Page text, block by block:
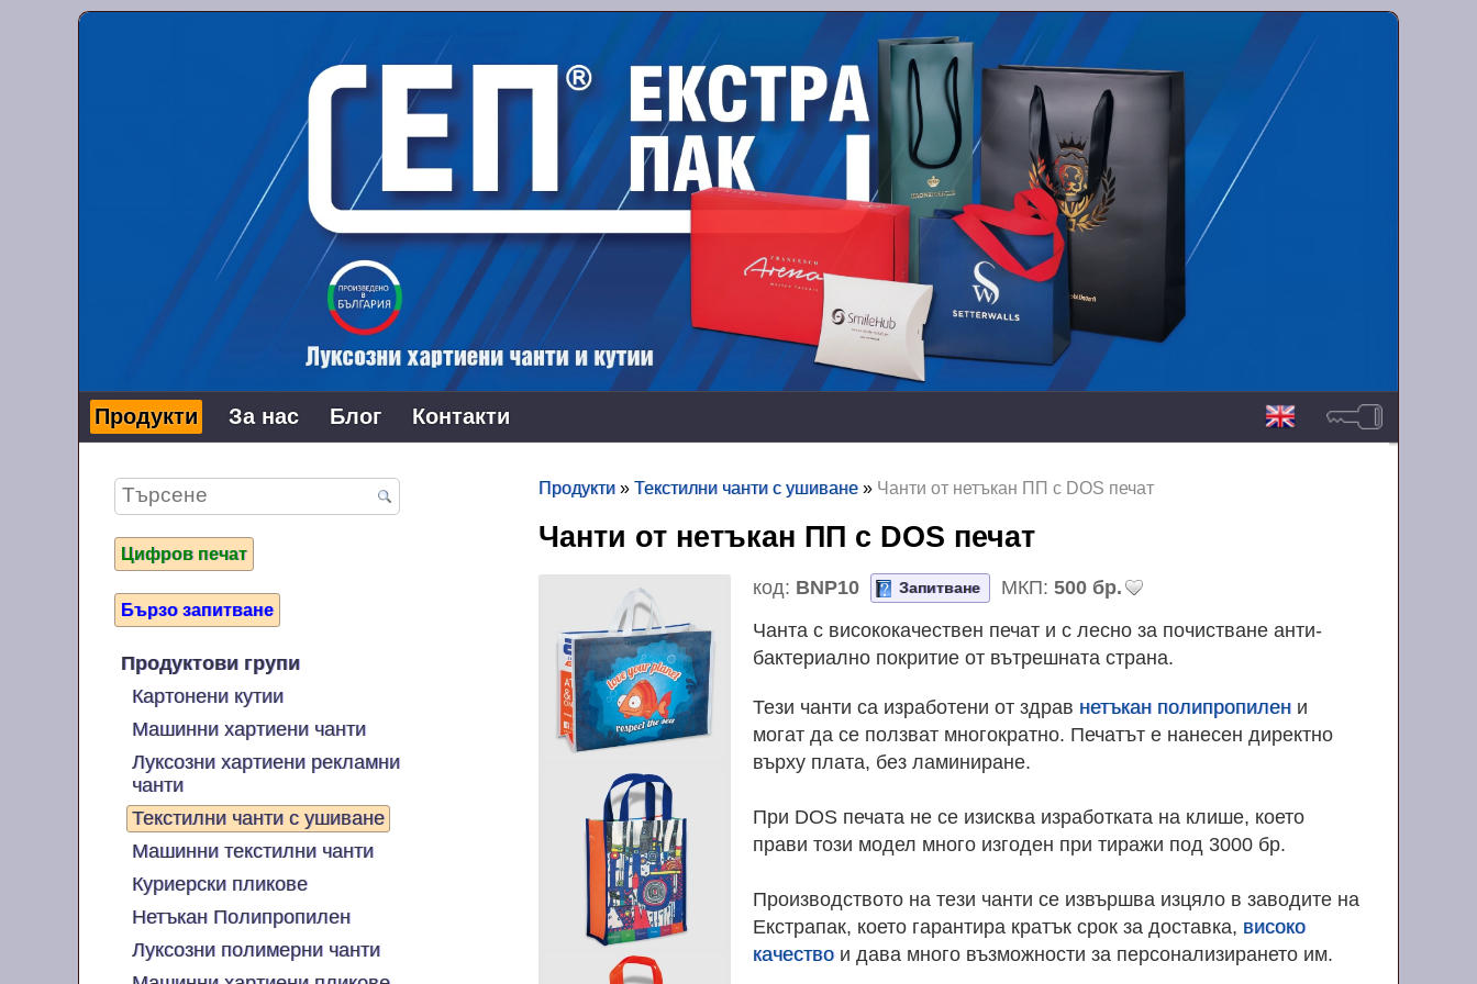
Продукти За нас Блог Контакти
Цифров печат
Бързо запитване
Продуктови групи
Картонени кутии
Машинни хартиени чанти
Луксозни хартиени рекламни
чанти
Текстилни чанти с ушиване
Машинни текстилни чанти
Куриерски пликове
Нетъкан Полипропилен
Луксозни полимерни чанти
Продукти »Текстилни чанти с ушиване » Чанти от нетъкан ПП с DOS печат
Чанти от нетъкан ПП с DOS печат
код: BNP10 Запитване МКП:500 бр.
Чанта с висококачествен печат и с лесно за почистване анти-
бактериално покритие от вътрешната страна.
Тези чанти са изработени от здрав нетъкан полипропилен и
могат да се ползват многократно. Печатът е нанесен директно
върху плата, без ламиниране.
При DOS печата не се изисква изработката на клише, което
прави този модел много изгоден при тиражи под 3000 бр.
Производството на тези чанти се извършва изцяло в заводите на
Екстрапак, което гарантира кратък срок за доставка, високо
качество и дава много възможности за персонализирането им.